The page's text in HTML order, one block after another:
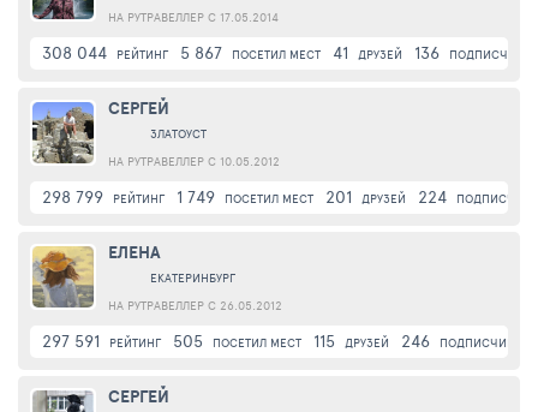
НА РУТРАВЕЛЛЕР С 17.05.2014
308 044 РЕЙТИНГ 5 867 ПОСЕТИЛ МЕСТ 41 ДРУЗЕЙ 136 ПОДПИСЧИКИ
СЕРГЕЙ
ЗЛАТОУСТ
НА РУТРАВЕЛЛЕР С 10.05.2012
298 799 РЕЙТИНГ 1 749 ПОСЕТИЛ МЕСТ 201 ДРУЗЕЙ 224 ПОДПИСЧИКИ
ЕЛЕНА
ЕКАТЕРИНБУРГ
НА РУТРАВЕЛЛЕР С 26.05.2012
297 591 РЕЙТИНГ 505 ПОСЕТИЛ МЕСТ 115 ДРУЗЕЙ 246 ПОДПИСЧИКИ
СЕРГЕЙ